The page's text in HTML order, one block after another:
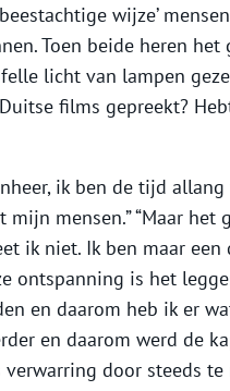
wijze’
Toen beide heren het
licht van lampen
films gepreekt?
ik ben de tijd
mensen.” “Maar
ik niet. Ik ben maar
ontspanning is het
en daarom heb ik er
en daarom werd de
door steeds te